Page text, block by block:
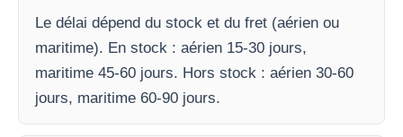
Le délai dépend du stock et du fret (aérien ou
maritime). En stock : aérien 15-30 jours,
maritime 45-60 jours. Hors stock : aérien 30-60
jours, maritime 60-90 jours.